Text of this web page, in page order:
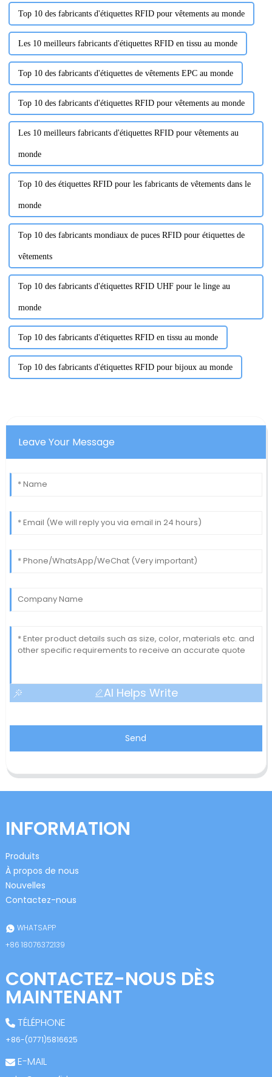
Top 10 des fabricants d'étiquettes RFID pour vêtements au monde
Les 10 meilleurs fabricants d'étiquettes RFID en tissu au monde
Top 10 des fabricants d'étiquettes de vêtements EPC au monde
Top 10 des fabricants d'étiquettes RFID pour vêtements au monde
Les 10 meilleurs fabricants d'étiquettes RFID pour vêtements au
monde
Top 10 des étiquettes RFID pour les fabricants de vêtements dans le
monde
Top 10 des fabricants mondiaux de puces RFID pour étiquettes de
vêtements
Top 10 des fabricants d'étiquettes RFID UHF pour le linge au
monde
Top 10 des fabricants d'étiquettes RFID en tissu au monde
Top 10 des fabricants d'étiquettes RFID pour bijoux au monde
Leave Your Message
AI Helps Write
Send
INFORMATION
Produits
À propos de nous
Nouvelles
Contactez-nous
WHATSAPP
+86 18076372139
CONTACTEZ-NOUS DÈS
MAINTENANT
TÉLÉPHONE
+86-(0771)5816625
E-MAIL